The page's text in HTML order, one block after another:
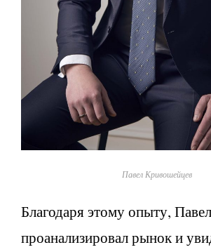
Павел Кривошейцев
Благодаря этому опыту, Павел
проанализировал рынок и